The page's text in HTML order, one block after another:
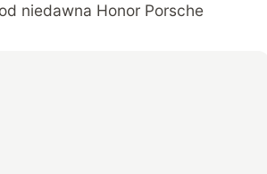
niedawna Honor Porsche